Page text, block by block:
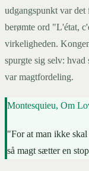
udgangspunkt var
berømte ord "L'état,
virkeligheden.
spurgte sig selv:
var magtfordeling.
Montesquieu, Om
"For at man ikke skal
så magt sætter en